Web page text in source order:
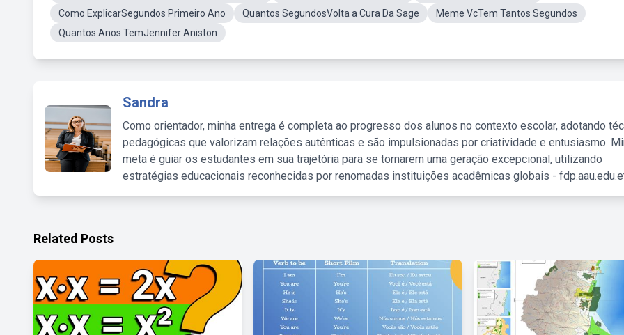
Como ExplicarSegundos Primeiro Ano
Quantos SegundosVolta a Cura Da Sage
Meme VcTem Tantos Segundos
Quantos Anos TemJennifer Aniston
Sandra
Como orientador, minha entrega é completa ao progresso dos alunos no contexto escolar, adotando
pedagógicas que valorizam relações autênticas e são impulsionadas por criatividade e entusiasmo.
meta é guiar os estudantes em sua trajetória para se tornarem uma geração excepcional, utilizando
estratégias educacionais reconhecidas por renomadas instituições acadêmicas globais -
Related Posts